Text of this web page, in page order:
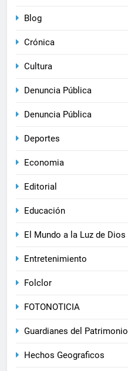
Blog
Crónica
Cultura
Denuncia Pública
Denuncia Pública
Deportes
Economia
Editorial
Educación
El Mundo a la Luz de Dios
Entretenimiento
Folclor
FOTONOTICIA
Guardianes del Patrimonio
Hechos Geograficos